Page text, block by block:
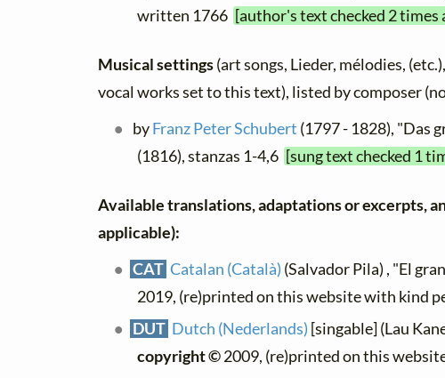
written 1766 [author's text checked 2 times
Musical settings(art songs, Lieder, mélodies,
vocal works set to this text), listed by composer
byFranz Peter Schubert (1797 - 1828), "Das
(1816), stanzas 1-4,6 [sung text checked 1
Available translations, adaptations or excerpts,
applicable):
CAT Catalan (Català) (Salvador Pila) , "El
2019, (re)printed on this website with kind
DUT Dutch (Nederlands) [singable] (Lau
copyright ©2009, (re)printed on this